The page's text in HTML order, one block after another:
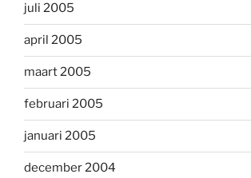
juli 2005
april 2005
maart 2005
februari 2005
januari 2005
december 2004